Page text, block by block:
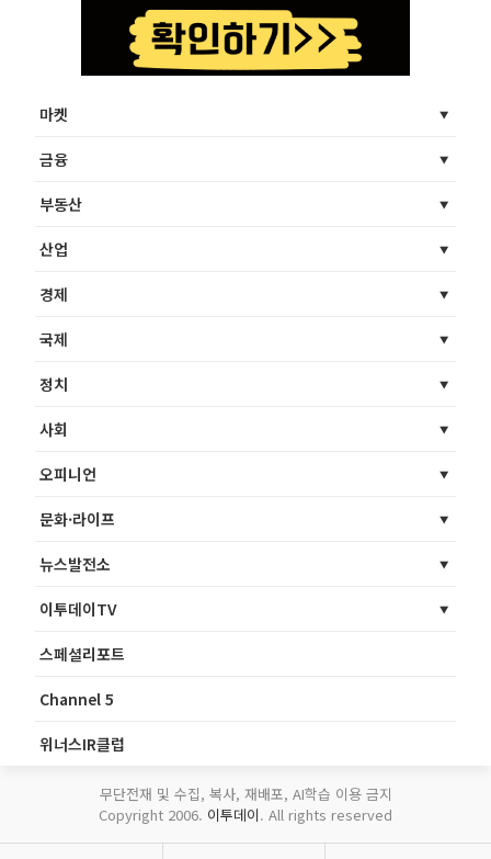
마켓
금융
부동산
산업
경제
국제
정치
사회
오피니언
문화·라이프
뉴스발전소
이투데이TV
스페셜리포트
Channel 5
위너스IR클럽
무단전재 및 수집, 복사, 재배포, AI학습 이용 금지
Copyright 2006. 이투데이. All rights reserved